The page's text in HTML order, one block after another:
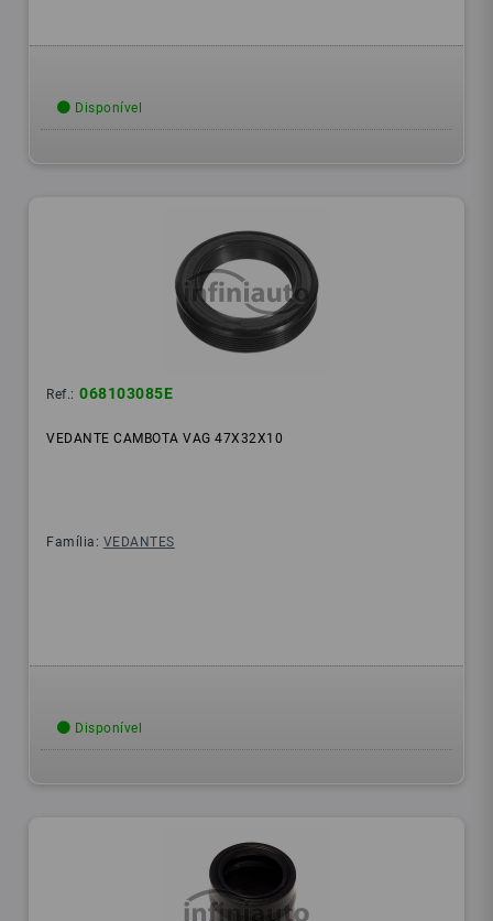
Disponível
Ref.: 068103085E
VEDANTE CAMBOTA VAG 47X32X10
Família: VEDANTES
Disponível